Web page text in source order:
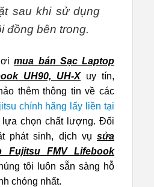
sau khi sử dụng
đồng bên trong.
mua bán Sạc Laptop
UH90, UH-Xuy tín,
thêm thông tin về các
chính hãng lấy liền tại
chọn chất lượng. Đối
phát sinh, dịch vụ sửa
Fujitsu FMV Lifebook
tôi luôn sẵn sàng hỗ
chóng nhất.